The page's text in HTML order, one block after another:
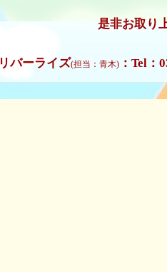
是非お取り
リバーライズ(担当：青木) ：Tel ：